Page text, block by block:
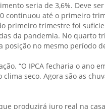
seria de 3,6%. Deve
continuou até o primeiro
primeiro trimestre foi
da pandemia. No quarto
posição no mesmo período
“O IPCA fecharia o ano
seco. Agora são as
produzirá juro real na